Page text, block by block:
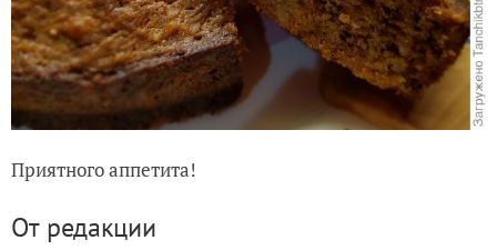
Приятного аппетита!
От редакции